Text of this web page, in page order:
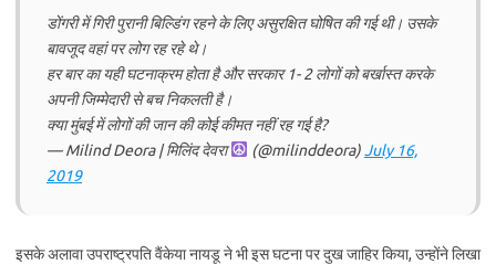
डोंगरी में गिरी पुरानी बिल्डिंग रहने के लिए असुरक्षित घोषित की गई थी। उसके
बावजूद वहां पर लोग रह रहे थे।
हर बार का यही घटनाक्रम होता है और सरकार 1- 2 लोगों को बर्खास्त करके
अपनी जिम्मेदारी से बच निकलती है।
क्या मुंबई में लोगों की जान की कोई कीमत नहीं रह गई है?
— Milind Deora | मिलिंद देवरा
(@milinddeora)July 16,
2019
इसके अलावा उपराष्ट्रपति वैंकेया नायडू ने भी इस घटना पर दुख जाहिर किया, उन्होंने लिखा